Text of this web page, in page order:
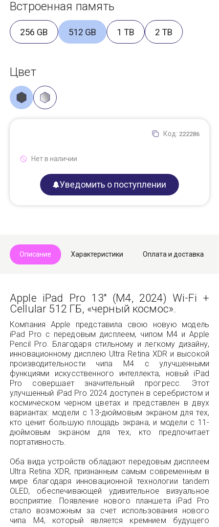
Встроенная память
256 GB 512 GB 1 TB 2 TB
Цвет
Код: 222286
Нет в наличии
Уведомить о поступлении
Описание Характеристики Оплата и доставка
Apple iPad Pro 13" (M4, 2024) Wi-Fi +
Cellular 512 ГБ, «черный космос».
Компания Apple представила свою новую модель
iPad Pro с передовым дисплеем, чипом M4 и Apple
Pencil Pro. Благодаря стильному и легкому дизайну,
инновационному дисплею Ultra Retina XDR и высокой
производительности чипа M4 с улучшенными
функциями искусственного интеллекта, новый iPad
Pro совершает значительный прогресс. Этот
улучшенный iPad Pro 2024 доступен в серебристом и
космическом черном цветах и представлен в двух
вариантах: модели с 13-дюймовым экраном для тех,
кто ценит большую площадь экрана, и модели с 11-
дюймовым экраном для тех, кто предпочитает
портативность.
Оба вида устройств обладают передовым дисплеем
Ultra Retina XDR, признанным самым современным в
мире благодаря инновационной технологии tandem
OLED, обеспечивающей удивительное визуальное
восприятие. Появление нового планшета iPad Pro
стало возможным за счет использования нового
чипа M4, который является кремнием будущего